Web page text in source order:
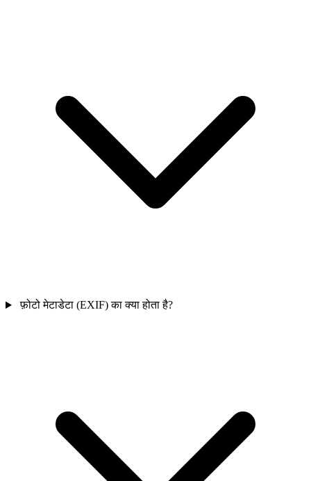
फ़ोटो मेटाडेटा (EXIF) का क्या होता है?